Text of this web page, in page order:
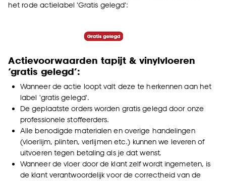
het rode actielabel 'Gratis gelegd':
Actievoorwaarden tapijt & vinylvloeren
‘gratis gelegd’:
Wanneer de actie loopt valt deze te herkennen aan het
label 'gratis gelegd'.
De geplaatste orders worden gratis gelegd door onze
professionele stoffeerders.
Alle benodigde materialen en overige handelingen
(vloerlijm, plinten, verlijmen etc.) kunnen we leveren of
uitvoeren tegen betaling als je dat wenst.
Wanneer de vloer door de klant zelf wordt ingemeten, is
de klant verantwoordelijk voor de correctheid van de